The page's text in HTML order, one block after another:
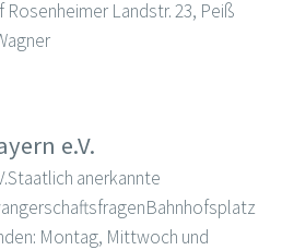
Landstr. 23, Peiß
e.V.
anerkannte
Montag, Mittwoch und